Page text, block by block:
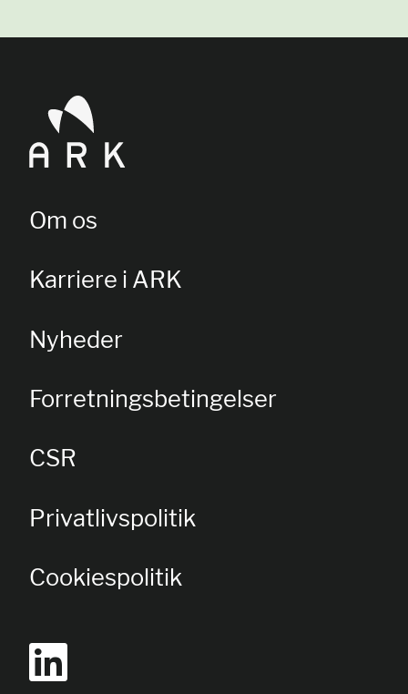
Om os
Karriere i ARK
Nyheder
Forretningsbetingelser
CSR
Privatlivspolitik
Cookiespolitik